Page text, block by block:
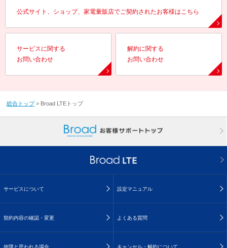
公式サイト、ショップ、家電量販店でご契約されたお客様はこちら
サービスに関する
お問い合わせ
解約に関する
お問い合わせ
総合トップ> Broad LTEトップ
サービスについて 設定マニュアル
契約内容の確認・変更 よくある質問
故障と思われる場合 キャンセル・解約について